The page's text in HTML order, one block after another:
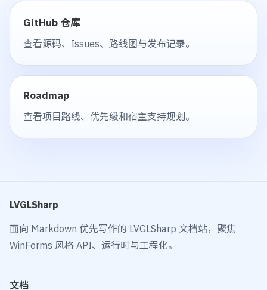
GitHub 仓库
查看源码、Issues、路线图与发布记录。
Roadmap
查看项目路线、优先级和宿主支持规划。
LVGLSharp
面向 Markdown 优先写作的 LVGLSharp 文档站，聚焦
WinForms 风格 API、运行时与工程化。
文档